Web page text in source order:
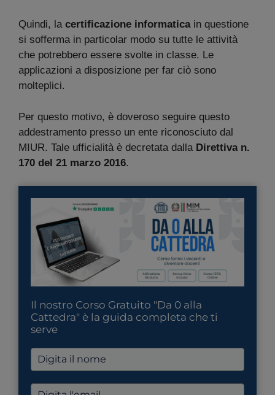
Quindi, la certificazione informaticain questione
si sofferma in particolar modo su tutte le attività
che potrebbero essere svolte in classe. Le
applicazioni a disposizione per far ciò sono
molteplici.
Per questo motivo, è doveroso seguire questo
addestramento presso un ente riconosciuto dal
MIUR. Tale ufficialità è decretata dalla Direttiva n.
170 del 21 marzo 2016.
Il nostro Corso Gratuito "Da 0 alla
Cattedra" è la guida completa che ti
serve